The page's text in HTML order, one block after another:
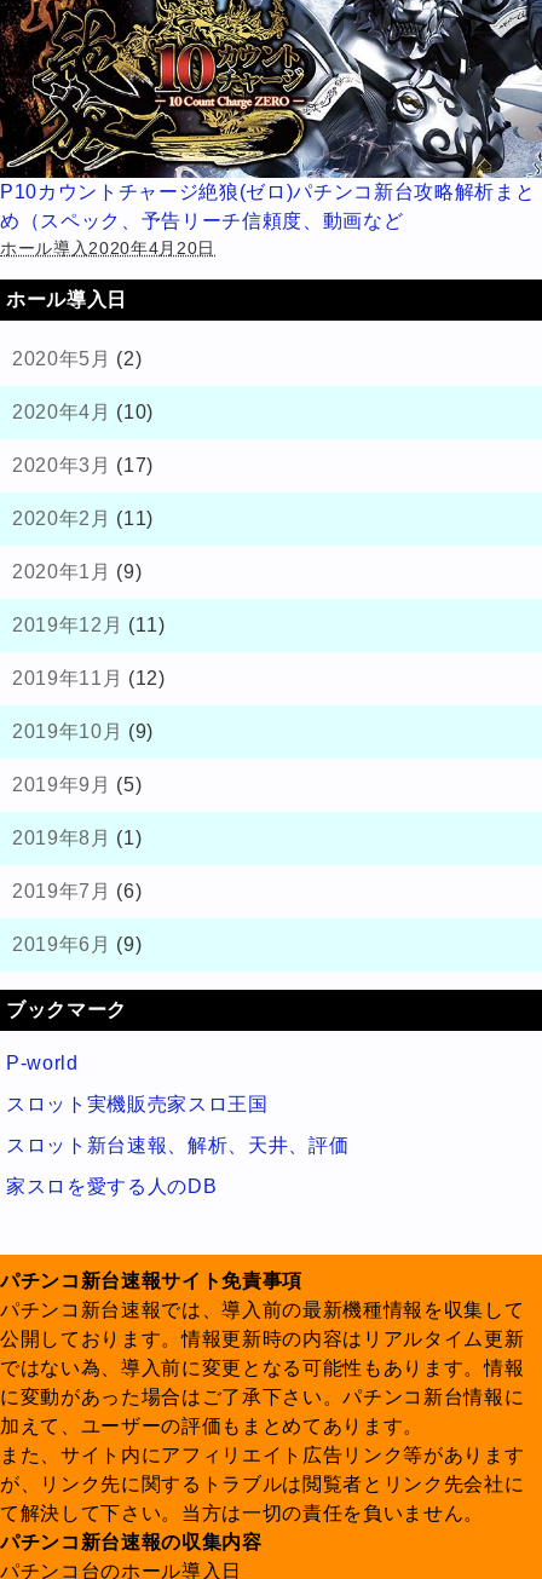
P10カウントチャージ絶狼(ゼロ)パチンコ新台攻略解析まと
め（スペック、予告リーチ信頼度、動画など
ホール導入2020年4月20日
ホール導入日
2020年5月 (2)
2020年4月 (10)
2020年3月 (17)
2020年2月 (11)
2020年1月 (9)
2019年12月 (11)
2019年11月 (12)
2019年10月 (9)
2019年9月 (5)
2019年8月 (1)
2019年7月 (6)
2019年6月 (9)
ブックマーク
P-world
スロット実機販売家スロ王国
スロット新台速報、解析、天井、評価
家スロを愛する人のDB
パチンコ新台速報サイト免責事項
パチンコ新台速報では、導入前の最新機種情報を収集して
公開しております。情報更新時の内容はリアルタイム更新
ではない為、導入前に変更となる可能性もあります。情報
に変動があった場合はご了承下さい。パチンコ新台情報に
加えて、ユーザーの評価もまとめてあります。
また、サイト内にアフィリエイト広告リンク等があります
が、リンク先に関するトラブルは閲覧者とリンク先会社に
て解決して下さい。当方は一切の責任を負いません。
パチンコ新台速報の収集内容
パチンコ台のホール導入日